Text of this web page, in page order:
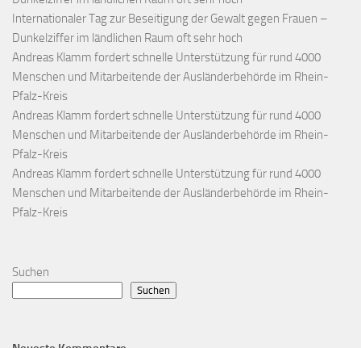
Internationaler Tag zur Beseitigung der Gewalt gegen Frauen –
Dunkelziffer im ländlichen Raum oft sehr hoch
Andreas Klamm fordert schnelle Unterstützung für rund 4000
Menschen und Mitarbeitende der Ausländerbehörde im Rhein-
Pfalz-Kreis
Andreas Klamm fordert schnelle Unterstützung für rund 4000
Menschen und Mitarbeitende der Ausländerbehörde im Rhein-
Pfalz-Kreis
Andreas Klamm fordert schnelle Unterstützung für rund 4000
Menschen und Mitarbeitende der Ausländerbehörde im Rhein-
Pfalz-Kreis
Suchen
Suchen